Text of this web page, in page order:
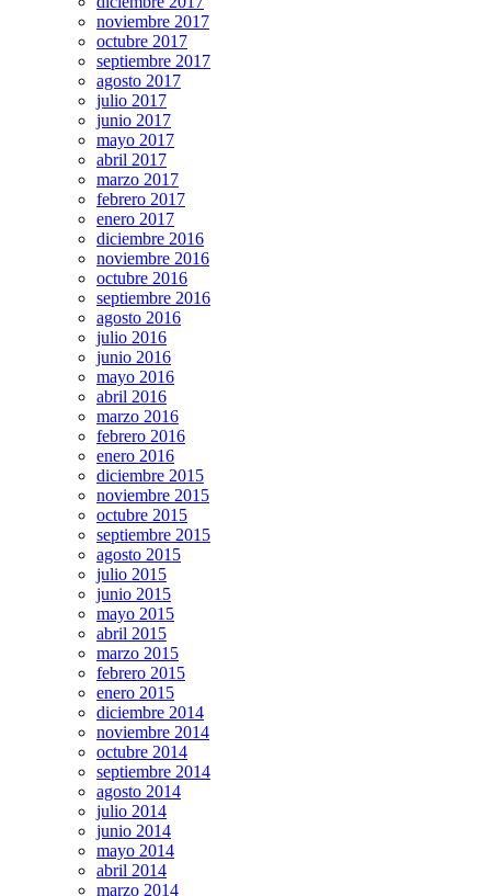
noviembre 2017
octubre 2017
septiembre 2017
agosto 2017
julio 2017
junio 2017
mayo 2017
abril 2017
marzo 2017
febrero 2017
enero 2017
diciembre 2016
noviembre 2016
octubre 2016
septiembre 2016
agosto 2016
julio 2016
junio 2016
mayo 2016
abril 2016
marzo 2016
febrero 2016
enero 2016
diciembre 2015
noviembre 2015
octubre 2015
septiembre 2015
agosto 2015
julio 2015
junio 2015
mayo 2015
abril 2015
marzo 2015
febrero 2015
enero 2015
diciembre 2014
noviembre 2014
octubre 2014
septiembre 2014
agosto 2014
julio 2014
junio 2014
mayo 2014
abril 2014
marzo 2014